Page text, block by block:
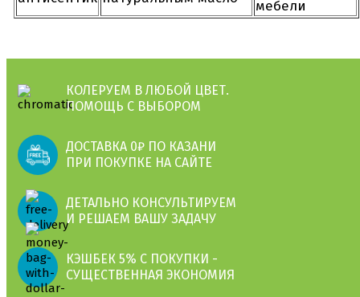
мебели
КОЛЕРУЕМ В ЛЮБОЙ ЦВЕТ.
ПОМОЩЬ С ВЫБОРОМ
ДОСТАВКА 0₽ ПО КАЗАНИ
ПРИ ПОКУПКЕ НА САЙТЕ
ДЕТАЛЬНО КОНСУЛЬТИРУЕМ
И РЕШАЕМ ВАШУ ЗАДАЧУ
КЭШБЕК 5% С ПОКУПКИ -
СУЩЕСТВЕННАЯ ЭКОНОМИЯ